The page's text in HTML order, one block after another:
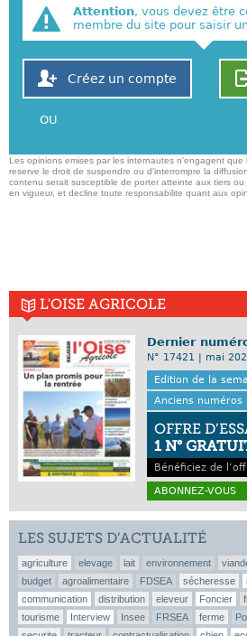
Attention, vous devez être
membre du site pour saisir
Créez un compte
OU
Les opinions emises par les internautes n'engagent que
reserve le droit de suspendre ou d'interrompre la
contenu serait susceptible de porter atteinte aux tiers
en vigueur, et decline toute responsabilite quant aux
L'OISE AGRICOLE
Dernier
N° 17421 | mai
Edition de la
Anciens numéros
OFFRE
1 N°
Bénéficiez de
ABONNEZ-VOUS
LES SUJETS D’ACTUALITÉ
agriculture elevage lait environnement
budget
agroalimentaire FDSEA sécheresse
communication
distribution eleveur Foncier
tourisme
Interview Insee FRSEA ferme